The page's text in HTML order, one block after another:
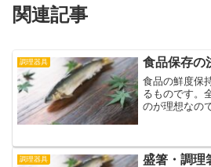
関連記事
調理器具 食品保存の
食品の鮮度保
るものです。
のが理想なの
最も良い方法
ぼ生きられま
調理器具 盛箸・調理